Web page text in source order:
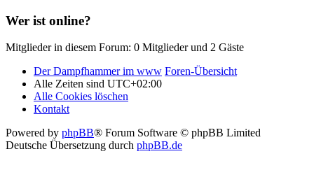
Wer ist online?
Mitglieder in diesem Forum: 0 Mitglieder und 2 Gäste
Der Dampfhammer im www Foren-Übersicht
Alle Zeiten sind UTC+02:00
Alle Cookies löschen
Kontakt
Powered by phpBB® Forum Software © phpBB Limited
Deutsche Übersetzung durch phpBB.de